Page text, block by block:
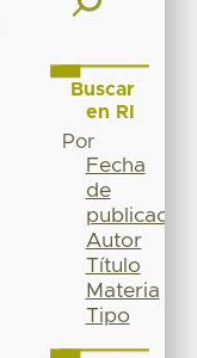
Buscar
en RI
Por
Fecha
de
publicación
Autor
Título
Materia
Tipo